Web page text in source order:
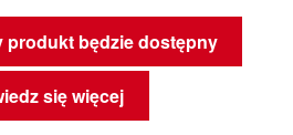
produkt będzie dostępny
się więcej